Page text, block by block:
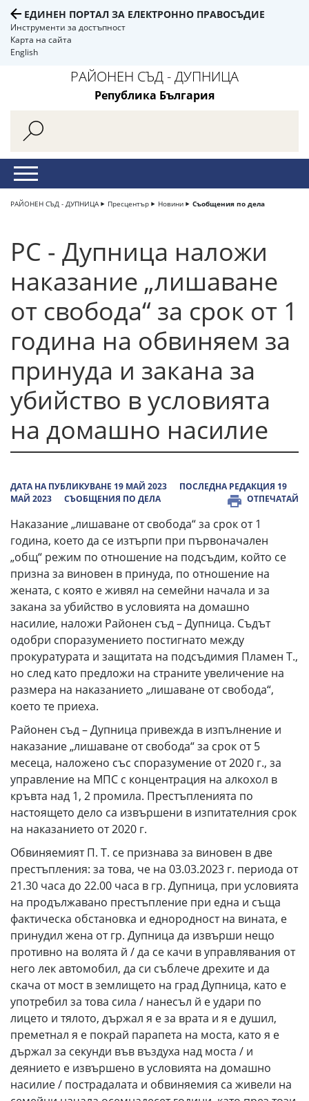
ЕДИНЕН ПОРТАЛ ЗА ЕЛЕКТРОННО ПРАВОСЪДИЕ
Инструменти за достъпност
Карта на сайта
English
РАЙОНЕН СЪД - ДУПНИЦА
Република България
РАЙОНЕН СЪД - ДУПНИЦА Пресцентър Новини Съобщения по дела
РС - Дупница наложи
наказание „лишаване
от свобода“ за срок от 1
година на обвиняем за
принуда и закана за
убийство в условията
на домашно насилие
ДАТА НА ПУБЛИКУВАНЕ 19 МАЙ 2023
ПОСЛЕДНА РЕДАКЦИЯ 19
МАЙ 2023
СЪОБЩЕНИЯ ПО ДЕЛА ОТПЕЧАТАЙ
Наказание „лишаване от свобода“ за срок от 1
година, което да се изтърпи при първоначален
„общ“ режим по отношение на подсъдим, който се
призна за виновен в принуда, по отношение на
жената, с която е живял на семейни начала и за
закана за убийство в условията на домашно
насилие, наложи Районен съд – Дупница. Съдът
одобри споразумението постигнато между
прокуратурата и защитата на подсъдимия Пламен Т.,
но след като предложи на страните увеличение на
размера на наказанието „лишаване от свобода“,
което те приеха.
Районен съд – Дупница привежда в изпълнение и
наказание „лишаване от свобода“ за срок от 5
месеца, наложено със споразумение от 2020 г., за
управление на МПС с концентрация на алкохол в
кръвта над 1, 2 промила. Престъпленията по
настоящето дело са извършени в изпитателния срок
на наказанието от 2020 г.
Обвиняемият П. Т. се признава за виновен в две
престъпления: за това, че на 03.03.2023 г. периода от
21.30 часа до 22.00 часа в гр. Дупница, при условията
на продължавано престъпление при една и съща
фактическа обстановка и еднородност на вината, е
принудил жена от гр. Дупница да извърши нещо
противно на волята й / да се качи в управлявания от
него лек автомобил, да си съблече дрехите и да
скача от мост в землището на град Дупница, като е
употребил за това сила / нанесъл й е удари по
лицето и тялото, държал я е за врата и я е душил,
преметнал я е покрай парапета на моста, като я е
държал за секунди във въздуха над моста / и
деянието е извършено в условията на домашно
насилие / пострадалата и обвиняемия са живели на